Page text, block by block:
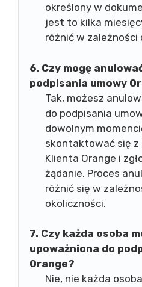
określony w
jest to kilka
różnić w zależności
6. Czy mogę
podpisania umowy
Tak, możesz
do podpisania
dowolnym
skontaktować się z
Klienta Orange i
żądanie. Proces
różnić się w
okoliczności.
7. Czy każda osoba
upoważniona do
Orange?
Nie, nie każda